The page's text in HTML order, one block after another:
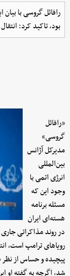
رافائل گروسی با
بود، تاکید کرد:
«رافائل
گروسی»
مدیرکل آژانس
بین‌المللی
انرژی اتمی با
وجود این که
مسئله برنامه
هسته‌ای ایران
در روند مذاکراتی
رویاهای ترامپ است،
پیچیده و حساس از
شد، اگرچه به گفته او